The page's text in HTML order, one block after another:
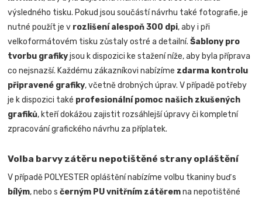
výsledného tisku. Pokud jsou součástí návrhu také fotografie, je
nutné použít je v rozlišení alespoň 300 dpi, aby i při
velkoformátovém tisku zůstaly ostré a detailní.Šablony pro
tvorbu grafikyjsou k dispozici ke stažení níže, aby byla příprava
co nejsnazší. Každému zákazníkovi nabízíme zdarma kontrolu
připravené grafiky, včetně drobných úprav. V případě potřeby
je k dispozici také profesionální pomoc našich zkušených
grafiků, kteří dokážou zajistit rozsáhlejší úpravy či kompletní
zpracování grafického návrhu za příplatek.
Volba barvy zátěru nepotištěné strany opláštění
V případě POLYESTER opláštění nabízíme volbu tkaniny buď s
bílým, nebo sčerným PU vnitřním zátěremna nepotištěné